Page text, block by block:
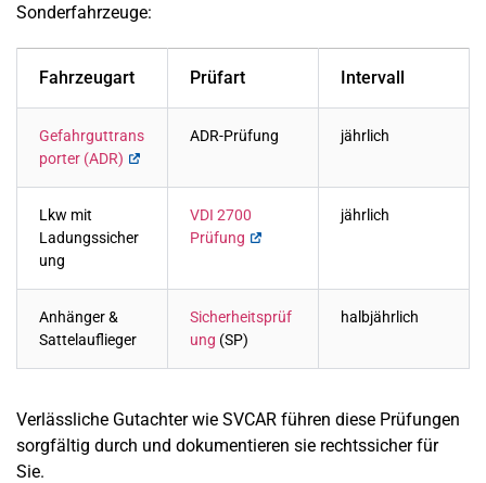
Sonderfahrzeuge:
Fahrzeugart Prüfart Intervall
Gefahrguttrans
porter (ADR)
ADR-Prüfung jährlich
Lkw mit
Ladungssicher
ung
VDI 2700
Prüfung
jährlich
Anhänger &
Sattelauflieger
Sicherheitsprüf
ung (SP)
halbjährlich
Verlässliche Gutachter wie SVCAR führen diese Prüfungen
sorgfältig durch und dokumentieren sie rechtssicher für
Sie.